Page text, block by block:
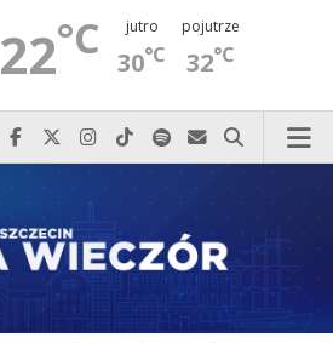
22°C jutro
30°C
pojutrze
32°C
Najlepiej po prostu do nas zadzwoń
Odwiedź nas na Facebook-u
Odwiedź nas na X
Odwiedź nas na Instagram-ie
Odwiedź nas na TikTok-u
Szukaj nas na Spotify
Wyślij do nas
Szukaj